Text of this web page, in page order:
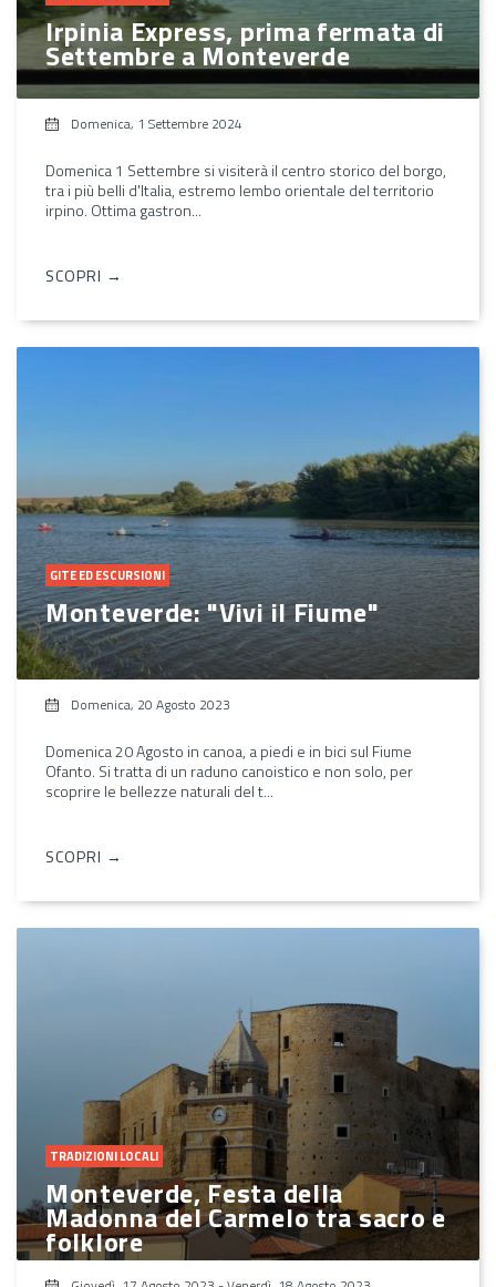
Irpinia Express, prima fermata di
Settembre a Monteverde
Domenica, 1 Settembre 2024
Domenica 1 Settembre si visiterà il centro storico del borgo,
tra i più belli d'Italia, estremo lembo orientale del territorio
irpino. Ottima gastron...
SCOPRI →
GITE ED ESCURSIONI
Monteverde: "Vivi il Fiume"
Domenica, 20 Agosto 2023
Domenica 20 Agosto in canoa, a piedi e in bici sul Fiume
Ofanto. Si tratta di un raduno canoistico e non solo, per
scoprire le bellezze naturali del t...
SCOPRI →
TRADIZIONI LOCALI
Monteverde, Festa della
Madonna del Carmelo tra sacro e
folklore